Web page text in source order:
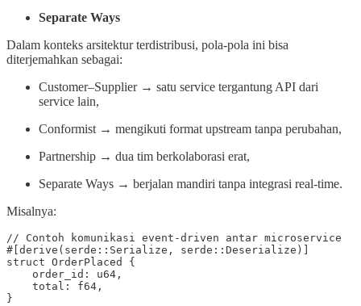
Separate Ways
Dalam konteks arsitektur terdistribusi, pola-pola ini bisa
diterjemahkan sebagai:
Customer–Supplier → satu service tergantung API dari
service lain,
Conformist → mengikuti format upstream tanpa perubahan,
Partnership → dua tim berkolaborasi erat,
Separate Ways → berjalan mandiri tanpa integrasi real-time.
Misalnya:
// Contoh komunikasi event-driven antar microservice
#[derive(serde::Serialize, serde::Deserialize)]
struct OrderPlaced {
    order_id: u64,
    total: f64,
}